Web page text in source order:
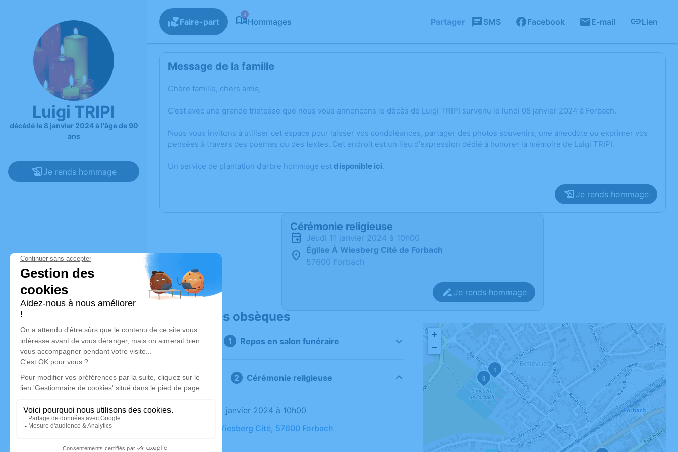
Luigi TRIPI
décédé le 8 janvier 2024 à l'âge de 90
ans
Je rends hommage
Faire-part
2
Hommages Partager SMS Facebook E-mail Lien
Message de la famille
Chère famille, chers amis,
C’est avec une grande tristesse que nous vous annonçons le décès de Luigi TRIPI survenu le lundi 08 janvier 2024 à Forbach.
Nous vous invitons à utiliser cet espace pour laisser vos condoléances, partager des photos souvenirs, une anecdote ou exprimer vos
pensées à travers des poèmes ou des textes. Cet endroit est un lieu d'expression dédié à honorer la mémoire de Luigi TRIPI.
Un service de plantation d’arbre hommage est disponible ici.
Je rends hommage
Cérémonie religieuse
jeudi 11 janvier 2024 à 10h00
Église À Wiesberg Cité de Forbach
57600 Forbach
Je rends hommage
Déroulé des obsèques
Repos en salon funéraire
Cérémonie religieuse
Le jeudi 11 janvier 2024 à 10h00
Église À Wiesberg Cité, 57600 Forbach
1
3
+
−